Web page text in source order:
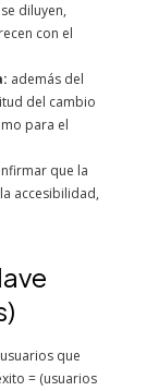
diluyen,
con el
además del
del cambio
para el
que la
accesibilidad,
que
= (usuarios